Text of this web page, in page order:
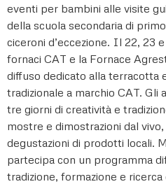
eventi per bambini alle visite
della scuola secondaria di
ciceroni d’eccezione. Il 22, 23
fornaci CAT e la Fornace
diffuso dedicato alla terracotta
tradizionale a marchio CAT.
tre giorni di creatività e
mostre e dimostrazioni dal
degustazioni di prodotti locali.
partecipa con un programma
tradizione, formazione e